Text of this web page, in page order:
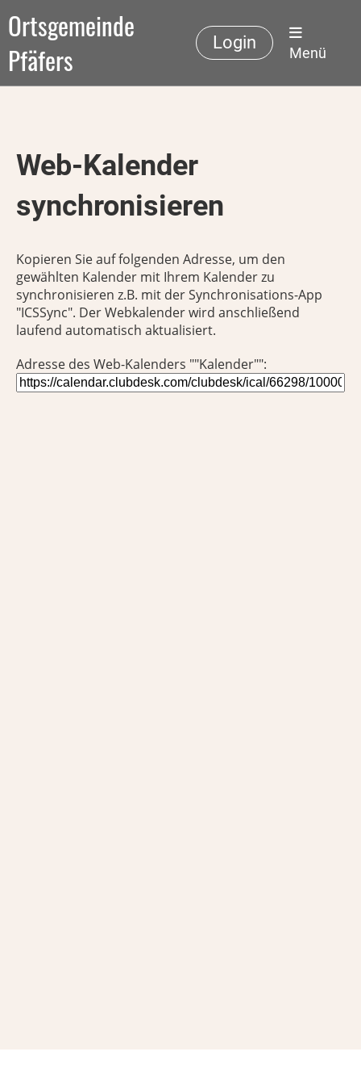
Ortsgemeinde
Pfäfers
Login
Menü
Web-Kalender
synchronisieren
Kopieren Sie auf folgenden Adresse, um den
gewählten Kalender mit Ihrem Kalender zu
synchronisieren z.B. mit der Synchronisations-App
"ICSSync". Der Webkalender wird anschließend
laufend automatisch aktualisiert.
Adresse des Web-Kalenders ""Kalender"":